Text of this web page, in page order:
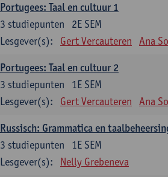
Portugees: Taal en cultuur 1
2E SEM
3 studiepunten
Lesgever(s):
Gert Vercauteren Ana
Portugees: Taal en cultuur 2
1E SEM
3 studiepunten
Lesgever(s):
Gert Vercauteren Ana
Russisch: Grammatica en
1E SEM
3 studiepunten
Lesgever(s):
Nelly Grebeneva